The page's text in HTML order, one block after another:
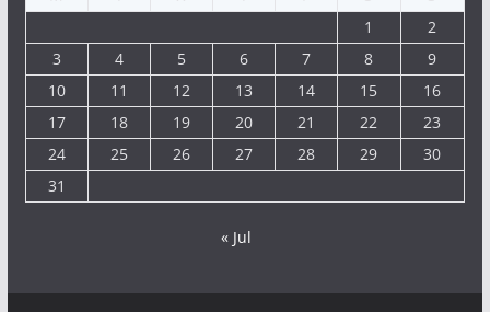
1
2
3
4 5 6 7 8
9
10
11 12 13 14 15
16
17
18 19 20 21 22
23
24
25 26 27 28 29
30
31
« Jul